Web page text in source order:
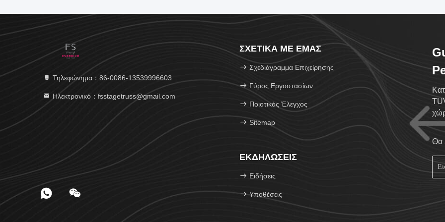
Τηλεφώνημα：86-0086-13539996603
Ηλεκτρονικό：fsstagetruss@gmail.com
ΣΧΕΤΙΚΆ ΜΕ ΕΜΆΣ
Σχεδιάγραμμα Επιχείρησης
Γύρος Εργοστασίων
Ποιοτικός Έλεγχος
Sitemap
ΕΚΔΗΛΏΣΕΙΣ
Ειδήσεις
Υποθέσεις
Θα